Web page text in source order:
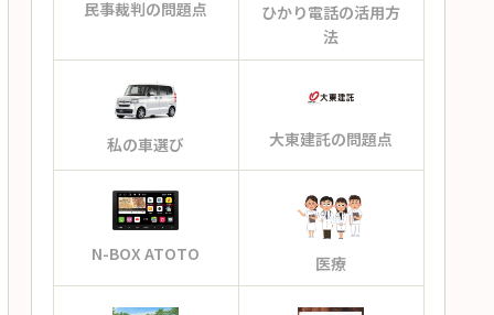
民事裁判の問題点
ひかり電話の活用方
法
私の車選び 大東建託の問題点
N-BOX ATOTO 医療